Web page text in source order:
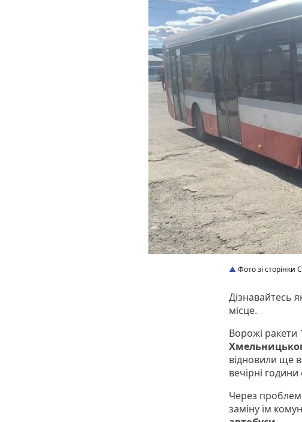
Фото зі сторінки
Дізнавайтесь
місце.
Ворожі
відновили ще
вечірні
Через
заміну їм